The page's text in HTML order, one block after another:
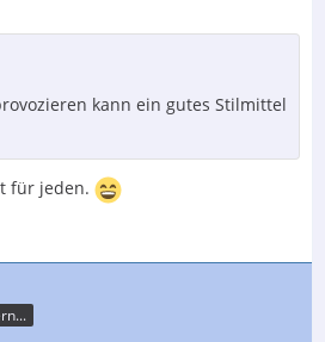
kann ein gutes Stilmittel
für jeden.